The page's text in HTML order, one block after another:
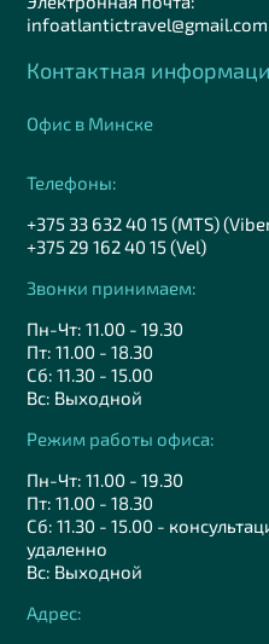
infoatlantictravel@gmail.com
Контактная
Офис в Минске
Телефоны:
+375 33 632 40 15 (MTS)
+375 29 162 40 15 (Vel)
Звонки принимаем:
Пн-Чт: 11.00 - 19.30
Пт: 11.00 - 18.30
Сб: 11.30 - 15.00
Вс: Выходной
Режим работы офиса:
Пн-Чт: 11.00 - 19.30
Пт: 11.00 - 18.30
Сб: 11.30 - 15.00 -
удаленно
Вс: Выходной
Адрес: